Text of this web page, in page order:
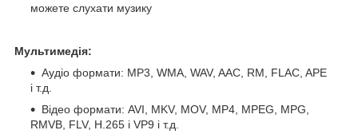
можете слухати музику
Мультимедія:
Аудіо формати: MP3, WMA, WAV, AAC, RM, FLAC, APE
і т.д.
Відео формати: AVI, MKV, MOV, MP4, MPEG, MPG,
RMVB, FLV, H.265 і VP9 і т.д.